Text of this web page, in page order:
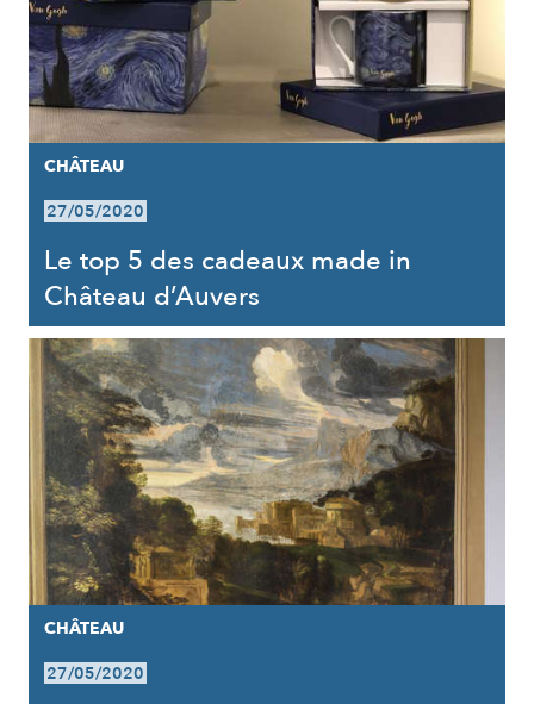
CHÂTEAU
27/05/2020
Le top 5 des cadeaux made in
Château d’Auvers
CHÂTEAU
27/05/2020